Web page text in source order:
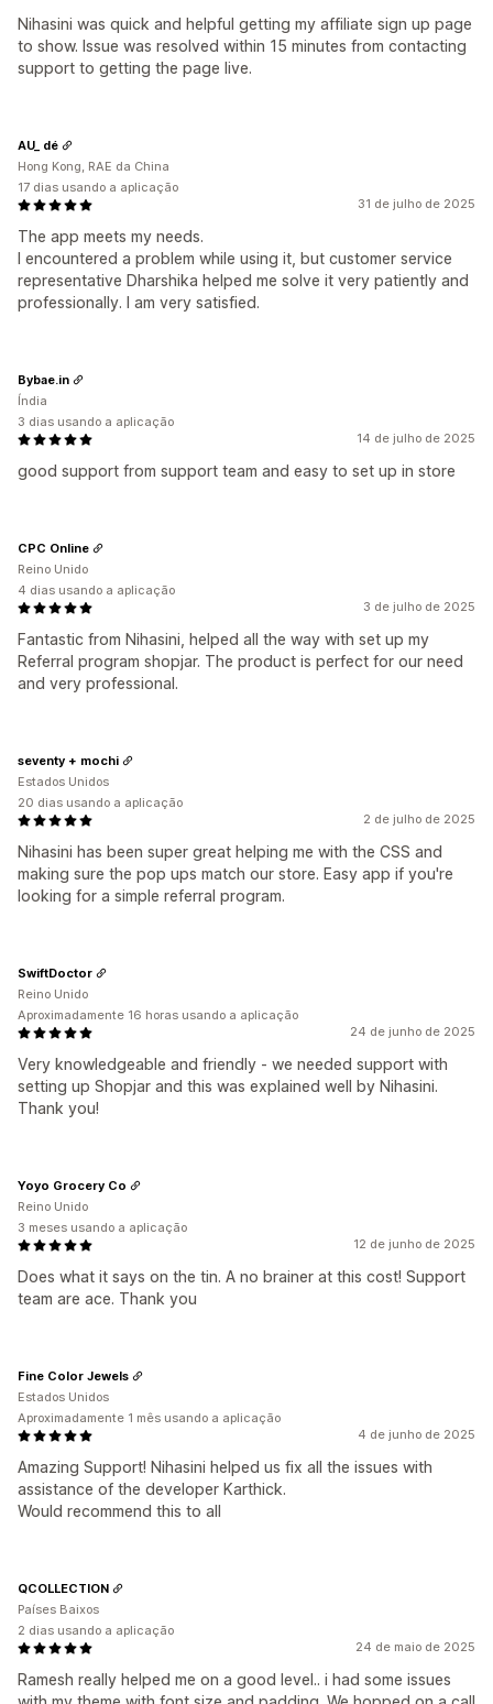
Nihasini was quick and helpful getting my affiliate sign up page
to show. Issue was resolved within 15 minutes from contacting
support to getting the page live.
31 de julho de 2025
The app meets my needs.
I encountered a problem while using it, but customer service
representative Dharshika helped me solve it very patiently and
professionally. I am very satisfied.
AU_ dé
Hong Kong, RAE da China
17 dias usando a aplicação
14 de julho de 2025
good support from support team and easy to set up in store
Bybae.in
Índia
3 dias usando a aplicação
3 de julho de 2025
Fantastic from Nihasini, helped all the way with set up my
Referral program shopjar. The product is perfect for our need
and very professional.
CPC Online
Reino Unido
4 dias usando a aplicação
2 de julho de 2025
Nihasini has been super great helping me with the CSS and
making sure the pop ups match our store. Easy app if you're
looking for a simple referral program.
seventy + mochi
Estados Unidos
20 dias usando a aplicação
24 de junho de 2025
Very knowledgeable and friendly - we needed support with
setting up Shopjar and this was explained well by Nihasini.
Thank you!
SwiftDoctor
Reino Unido
Aproximadamente 16 horas usando a aplicação
12 de junho de 2025
Does what it says on the tin. A no brainer at this cost! Support
team are ace. Thank you
Yoyo Grocery Co
Reino Unido
3 meses usando a aplicação
4 de junho de 2025
Amazing Support! Nihasini helped us fix all the issues with
assistance of the developer Karthick.
Would recommend this to all
Fine Color Jewels
Estados Unidos
Aproximadamente 1 mês usando a aplicação
24 de maio de 2025
Ramesh really helped me on a good level.. i had some issues
QCOLLECTION
Países Baixos
2 dias usando a aplicação